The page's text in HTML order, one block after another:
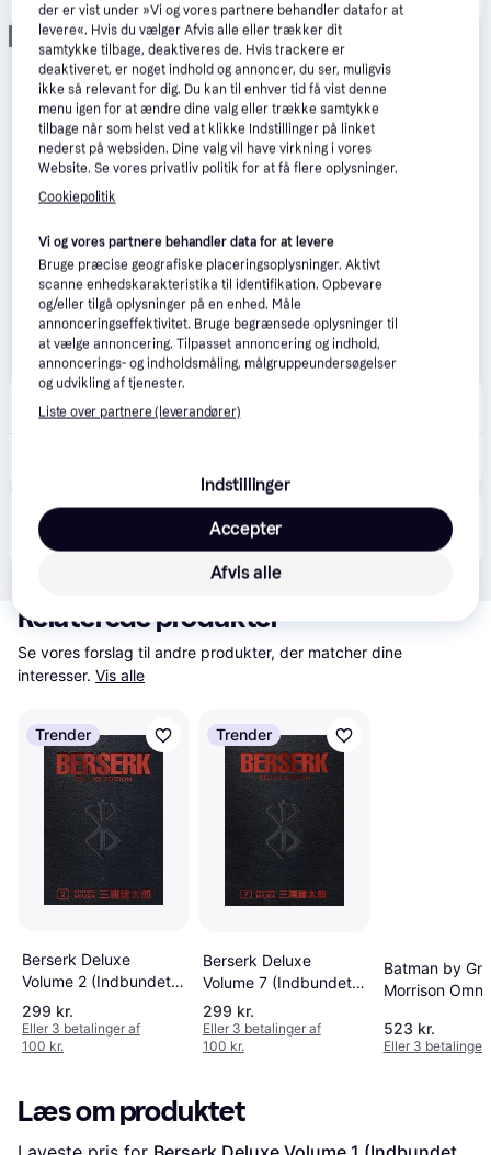
Annonce
Plusbog.dk
59 kr. fragt,6-8 dage
Produktet fås også hos
betalende kunde i denne kategori.
Vis alle
Relaterede produkter
Se vores forslag til andre produkter, der matcher dine
interesser. Vis alle
Trender
Berserk Deluxe
Volume 2 (Indbundet,
2019)
299 kr.
Eller 3 betalinger af
100 kr.
Trender
Berserk Deluxe
Volume 7 (Indbundet,
2021)
299 kr.
Eller 3 betalinger af
100 kr.
Batman by
Morrison
2019)
523 kr.
Eller 3 betalinger
Læs om produktet
der er vist under »Vi og vores partnere behandler datafor at
levere«. Hvis du vælger Afvis alle eller trækker dit
samtykke tilbage, deaktiveres de. Hvis trackere er
deaktiveret, er noget indhold og annoncer, du ser, muligvis
ikke så relevant for dig. Du kan til enhver tid få vist denne
menu igen for at ændre dine valg eller trække samtykke
tilbage når som helst ved at klikke Indstillinger på linket
nederst på websiden. Dine valg vil have virkning i vores
Website. Se vores privatliv politik for at få flere oplysninger.
Cookiepolitik
Vi og vores partnere behandler data for at levere
Bruge præcise geografiske placeringsoplysninger. Aktivt
scanne enhedskarakteristika til identifikation. Opbevare
og/eller tilgå oplysninger på en enhed. Måle
annonceringseffektivitet. Bruge begrænsede oplysninger til
at vælge annoncering. Tilpasset annoncering og indhold,
annoncerings- og indholdsmåling, målgruppeundersøgelser
og udvikling af tjenester.
Liste over partnere (leverandører)
Indstillinger
Afvis alle
Accepter